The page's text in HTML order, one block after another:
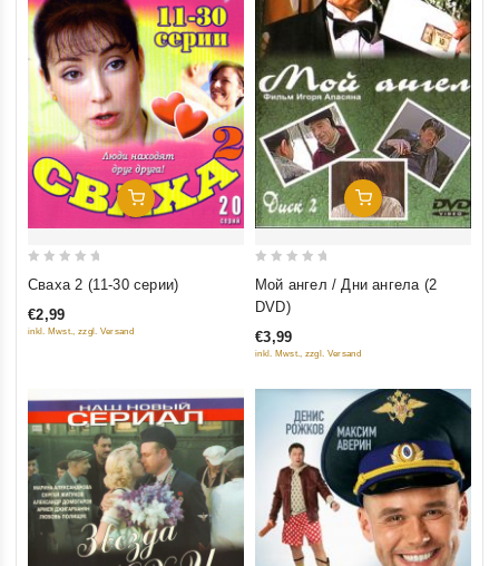
Добавить В Корзину
of
Сваха 2 (11-30 серии)
€2,99
inkl. Mwst., zzgl. Versand
Добавить В Корзину
5
Мой ангел / Дни ангела (2
DVD)
€3,99
inkl. Mwst., zzgl. Versand